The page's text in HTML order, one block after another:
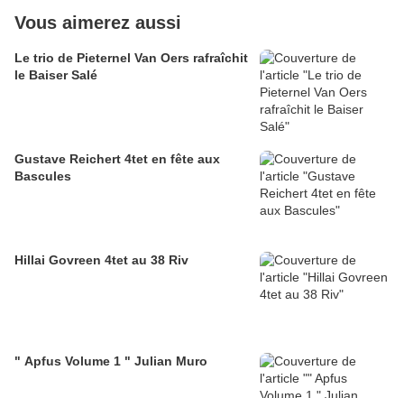
Vous aimerez aussi
Le trio de Pieternel Van Oers rafraîchit
le Baiser Salé
Gustave Reichert 4tet en fête aux
Bascules
Hillai Govreen 4tet au 38 Riv
" Apfus Volume 1 " Julian Muro